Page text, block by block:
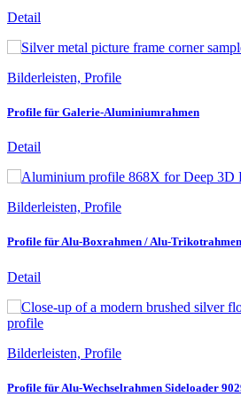
Detail
Bilderleisten, Profile
Profile für Galerie-Aluminiumrahmen
Detail
Bilderleisten, Profile
Profile für Alu-Boxrahmen / Alu-Trikotrahmen
Detail
Bilderleisten, Profile
Profile für Alu-Wechselrahmen Sideloader